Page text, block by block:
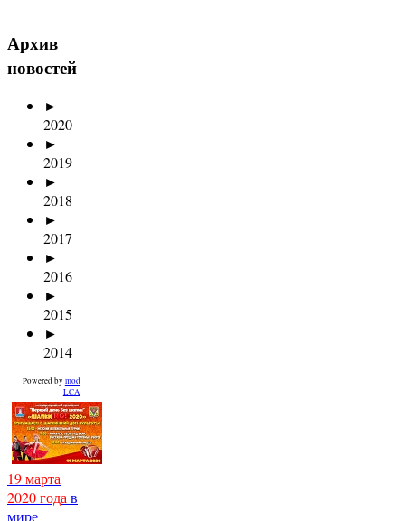
Архив
новостей
►
2020
►
2019
►
2018
►
2017
►
2016
►
2015
►
2014
Powered by mod
LCA
19 марта
2020 годав
мире